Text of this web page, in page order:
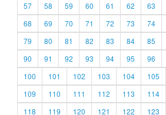
57
58 59 60 61 62 63
68
69 70 71 72 73 74
79
80 81 82 83 84 85
90
91 92 93 94 95 96
100
101 102 103 104 105
109
110 111 112 113 114
118
119 120 121 122 123